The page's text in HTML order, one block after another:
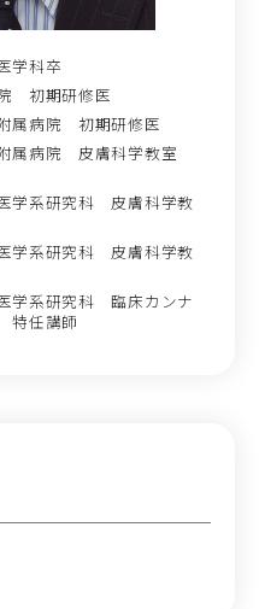
学科卒
初期研修医
属病院 初期研修医
属病院 皮膚科学教室
学系研究科 皮膚科学教
学系研究科 皮膚科学教
学系研究科 臨床カンナ
特任講師